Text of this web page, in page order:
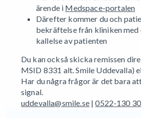
ärende i Medspace-portalen
Därefter kommer du och
bekräftelse från kliniken
kallelse av patienten
Du kan också skicka remissen
MSID 8331 alt. Smile Uddevalla)
Har du några frågor är det bara
signal.
uddevalla@smile.se|0522-130 30